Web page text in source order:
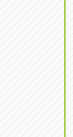
愛
ア
愛
ア
愛